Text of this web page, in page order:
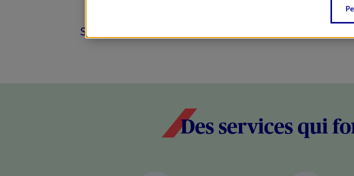
SANTÉ ET PRÉVOYANCE
Des services qui